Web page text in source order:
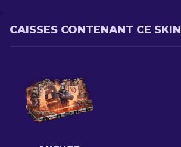
CAISSES CONTENANT CE SKIN